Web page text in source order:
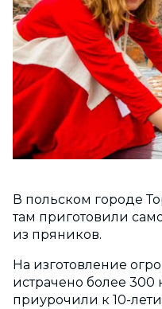
В польском городе
там приготовили
из пряников.
На изготовление
истрачено более 300
приурочили к 10-